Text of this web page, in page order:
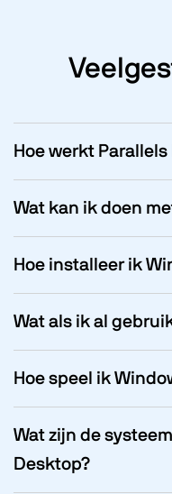
Hoe werkt
Wat kan ik doen
Hoe installeer ik
Wat als ik al
Hoe speel ik
Wat zijn de
Desktop?